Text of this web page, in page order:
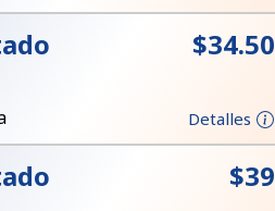
→
⁦$34.50⁩
Detalles
⁦$39⁩